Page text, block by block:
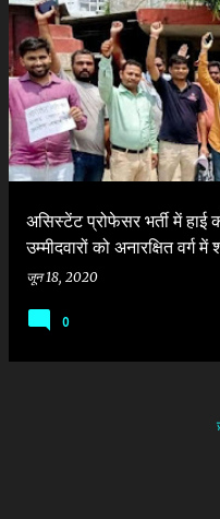
सं
दे
श
असिस्टेंट प्रोफेसर भर्ती में हाई
उम्मीदवारों को अनारक्षित वर्ग
जून 18, 2020
0